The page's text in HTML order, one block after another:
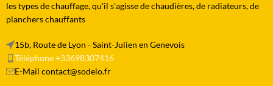
les types de chauffage, qu'il s'agisse de chaudières, de radiateurs, de
planchers chauffants
15b, Route de Lyon - Saint-Julien en Genevois
Téléphone +33698307416
E-Mail contact@sodelo.fr